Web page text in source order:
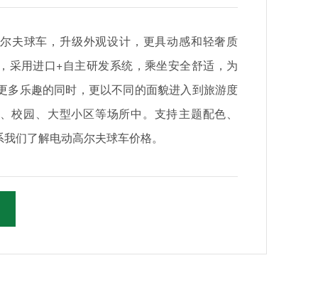
夫球车，升级外观设计，更具动感和轻奢质
采⽤进⼝+自主研发系统，乘坐安全舒适，为
多乐趣的同时，更以不同的⾯貌进⼊到旅游度
校园、大型小区等场所中。支持‌主题配色、
们了解电动高尔夫球车价格。